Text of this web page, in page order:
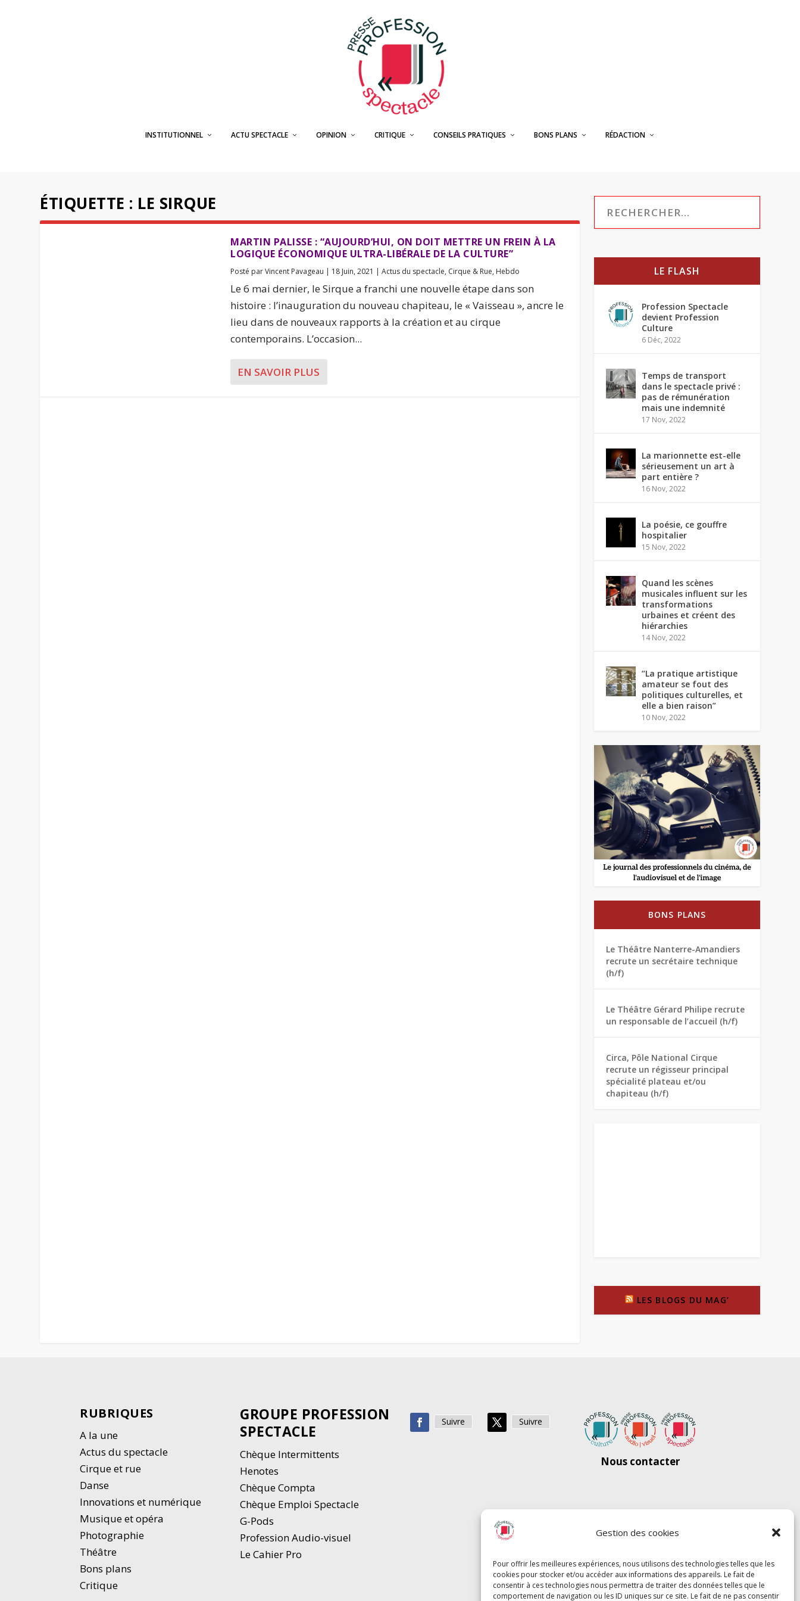
Gestion des cookies
Pour offrir les meilleures expériences, nous utilisons des technologies telles que les
cookies pour stocker et/ou accéder aux informations des appareils. Le fait de
consentir à ces technologies nous permettra de traiter des données telles que le
comportement de navigation ou les ID uniques sur ce site. Le fait de ne pas consentir
INSTITUTIONNEL ACTU SPECTACLE OPINION CRITIQUE CONSEILS PRATIQUES BONS PLANS RÉDACTION
ÉTIQUETTE : LE SIRQUE
MARTIN PALISSE : “AUJOURD’HUI, ON DOIT METTRE UN FREIN À LA
LOGIQUE ÉCONOMIQUE ULTRA-LIBÉRALE DE LA CULTURE”
Posté parVincent Pavageau | 18 Juin, 2021 |Actus du spectacle, Cirque & Rue, Hebdo
Le 6 mai dernier, le Sirque a franchi une nouvelle étape dans son
histoire : l’inauguration du nouveau chapiteau, le « Vaisseau », ancre le
lieu dans de nouveaux rapports à la création et au cirque
contemporains. L’occasion...
EN SAVOIR PLUS
LE FLASH
Profession Spectacle
devient Profession
Culture
6 Déc, 2022
Temps de transport
dans le spectacle privé :
pas de rémunération
mais une indemnité
17 Nov, 2022
La marionnette est-elle
sérieusement un art à
part entière ?
16 Nov, 2022
La poésie, ce gouffre
hospitalier
15 Nov, 2022
Quand les scènes
musicales influent sur les
transformations
urbaines et créent des
hiérarchies
14 Nov, 2022
“La pratique artistique
amateur se fout des
politiques culturelles, et
elle a bien raison”
10 Nov, 2022
BONS PLANS
Le Théâtre Nanterre-Amandiers
recrute un secrétaire technique
(h/f)
Le Théâtre Gérard Philipe recrute
un responsable de l’accueil (h/f)
Circa, Pôle National Cirque
recrute un régisseur principal
spécialité plateau et/ou
chapiteau (h/f)
LES BLOGS DU MAG’
RUBRIQUES
A la une
Actus du spectacle
Cirque et rue
Danse
Innovations et numérique
Musique et opéra
Photographie
Théâtre
Bons plans
Critique
GROUPE PROFESSION
SPECTACLE
Chèque Intermittents
Henotes
Chèque Compta
Chèque Emploi Spectacle
G-Pods
Profession Audio-visuel
Le Cahier Pro
Suivre Suivre
Nous contacter